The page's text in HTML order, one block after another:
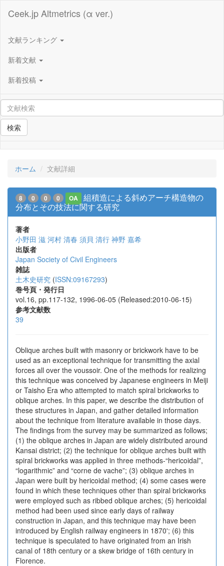
Ceek.jp Altmetrics (α ver.)
文献ランキング
新着文献
新着投稿
検索
ホーム 文献詳細
8 0 0 0 OA
組積造による斜めアーチ構造物の
分布とその技法に関する研究
著者
小野田 滋 河村 清春 須貝 清行 神野 嘉希
出版者
Japan Society of Civil Engineers
雑誌
土木史研究 (ISSN:09167293)
巻号頁・発行日
vol.16, pp.117-132, 1996-06-05 (Released:2010-06-15)
参考文献数
39
Oblique arches built with masonry or brickwork have to be
used as an exceptional technique for transmitting the axial
forces all over the voussoir. One of the methods for realizing
this technique was conceived by Japanese engineers in Meiji
or Taisho Era who attempted to match spiral brickworks to
oblique arches. In this paper, we describe the distribution of
these structures in Japan, and gather detailed information
about the technique from literature available in those days.
The findings from the survey may be summarized as follows;
(1) the oblique arches in Japan are widely distributed around
Kansai district; (2) the technique for oblique arches built with
spiral brickworks was applied in three methods-“hericoidal”,
“logarithmic” and “corne de vache”; (3) oblique arches in
Japan were built by hericoidal method; (4) some cases were
found in which these techniques other than spiral brickworks
were employed such as ribbed oblique arches; (5) hericoidal
method had been used since early days of railway
construction in Japan, and this technique may have been
introduced by English railway engineers in 1870'; (6) this
technique is speculated to have originated from an Irish
canal of 18th century or a skew bridge of 16th century in
Florence.